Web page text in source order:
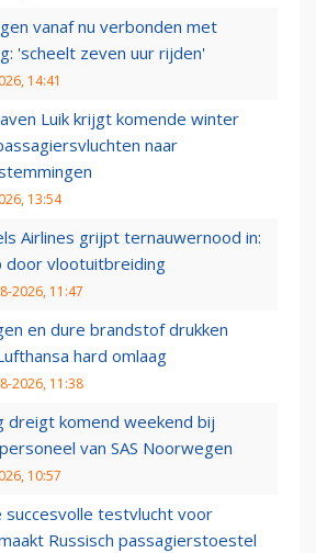
vanaf nu verbonden met
'scheelt zeven uur rijden'
14:41
Luik krijgt komende winter
naar
13:54
Airlines grijpt ternauwernood in:
door vlootuitbreiding
2026, 11:47
en dure brandstof drukken
hard omlaag
2026, 11:38
dreigt komend weekend bij
van SAS Noorwegen
10:57
succesvolle testvlucht voor
Russisch passagierstoestel